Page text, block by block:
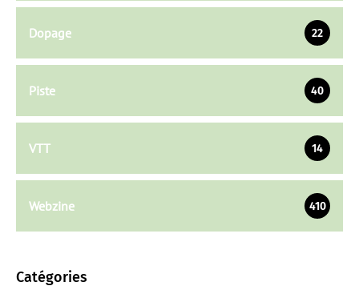
Dopage 22
Piste 40
VTT 14
Webzine 410
Catégories